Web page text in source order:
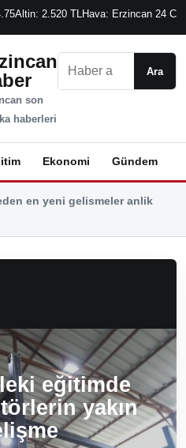
Altin: 2.520 TLHava: Erzincan 24 C
son
haberleri
Ara
Ekonomi Gündem
en yeni gelismeler anlik
eğitimde
yakın